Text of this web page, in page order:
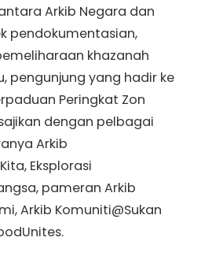
Arkib Negara dan
pendokumentasian,
khazanah
pengunjung yang hadir ke
Peringkat Zon
dengan pelbagai
Arkib
Eksplorasi
pameran Arkib
Arkib Komuniti@Sukan